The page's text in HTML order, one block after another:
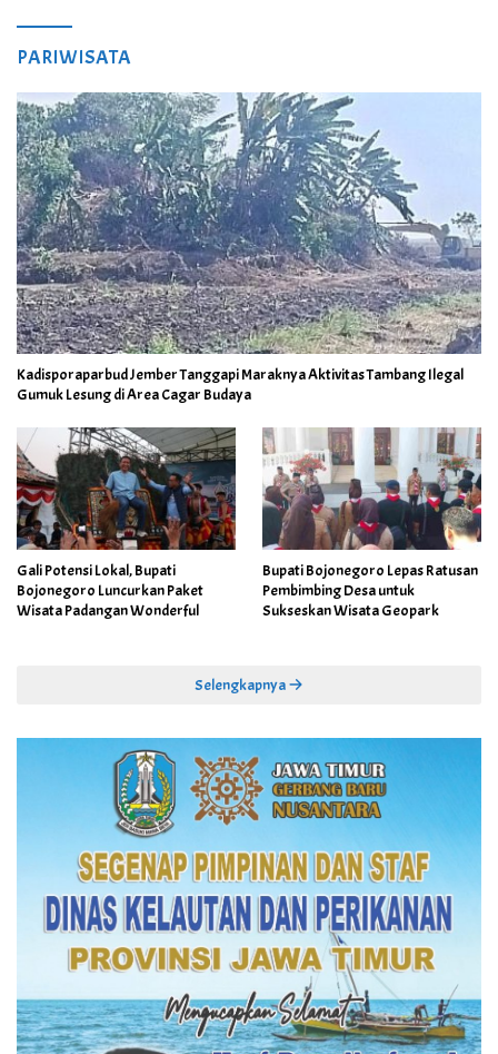
PARIWISATA
Kadisporaparbud Jember Tanggapi Maraknya Aktivitas Tambang Ilegal
Gumuk Lesung di Area Cagar Budaya
Gali Potensi Lokal, Bupati
Bojonegoro Luncurkan Paket
Wisata Padangan Wonderful
Bupati Bojonegoro Lepas Ratusan
Pembimbing Desa untuk
Sukseskan Wisata Geopark
Selengkapnya